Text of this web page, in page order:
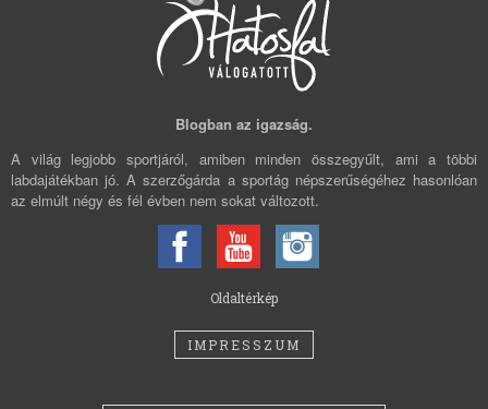
Blogban az igazság.
A világ legjobb sportjáról, amiben minden összegyűlt, ami a többi
labdajátékban jó. A szerzőgárda a sportág népszerűségéhez hasonlóan
az elmúlt négy és fél évben nem sokat változott.
Oldaltérkép
IMPRESSZUM